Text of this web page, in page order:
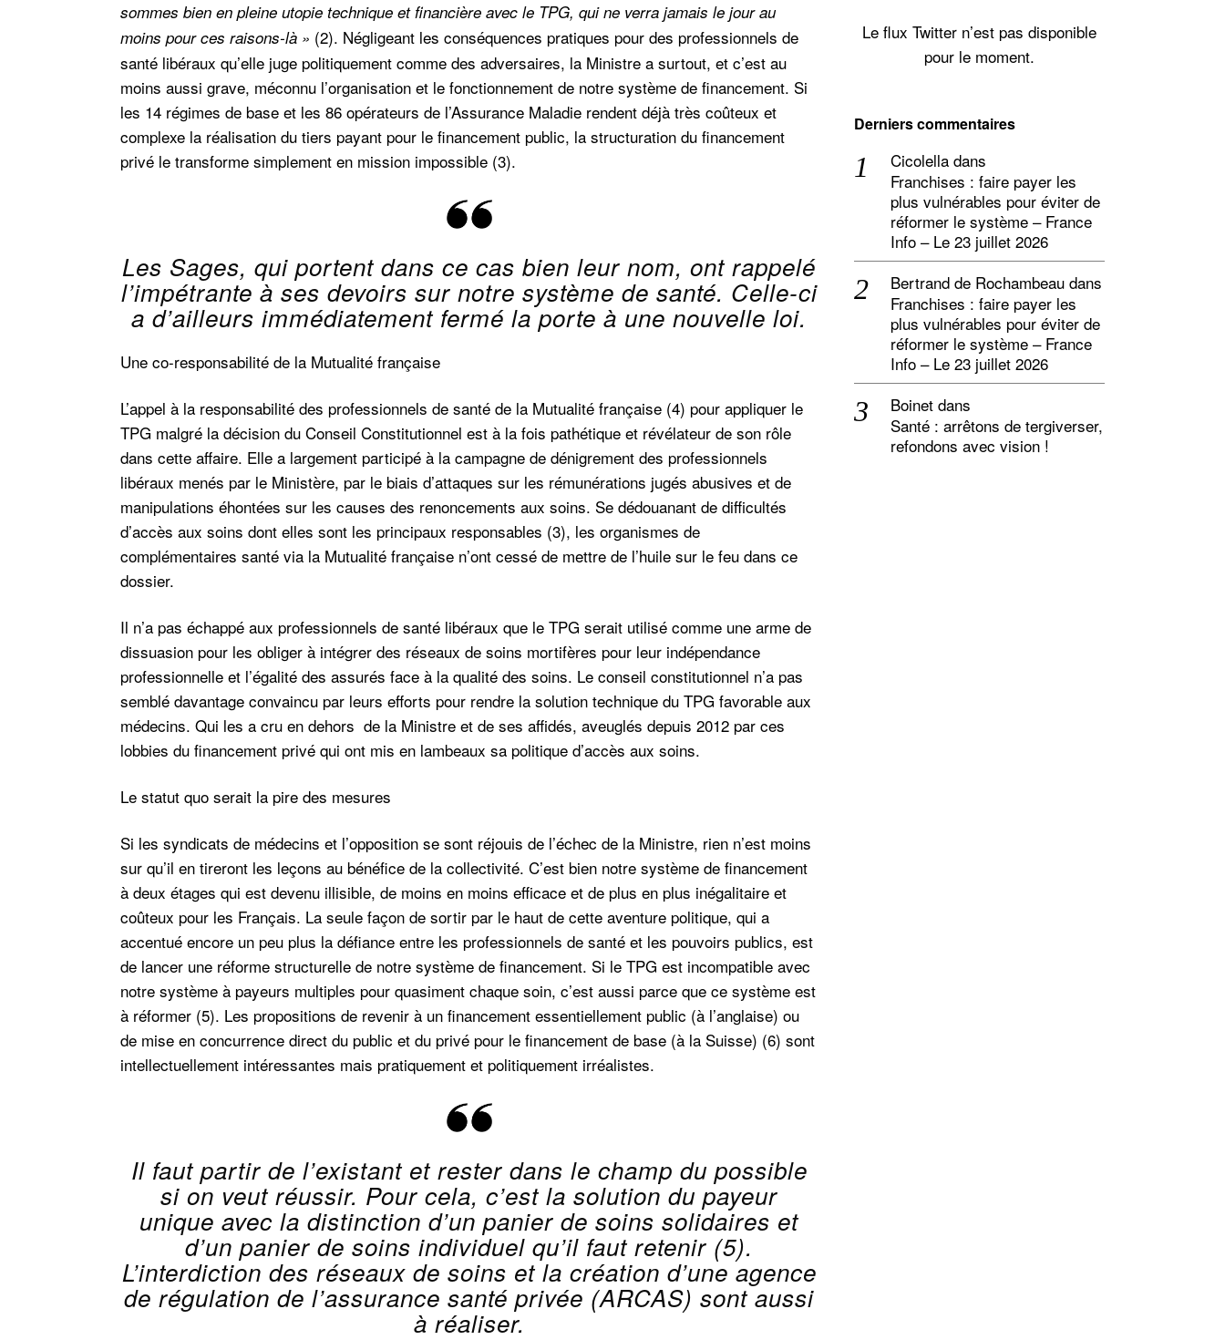
sommes bien en pleine utopie technique et financière avec le TPG, qui ne verra jamais le jour au
moins pour ces raisons-là » (2). Négligeant les conséquences pratiques pour des professionnels de
santé libéraux qu’elle juge politiquement comme des adversaires, la Ministre a surtout, et c’est au
moins aussi grave, méconnu l’organisation et le fonctionnement de notre système de financement. Si
les 14 régimes de base et les 86 opérateurs de l’Assurance Maladie rendent déjà très coûteux et
complexe la réalisation du tiers payant pour le financement public, la structuration du financement
privé le transforme simplement en mission impossible (3).
Les Sages, qui portent dans ce cas bien leur nom, ont rappelé
l’impétrante à ses devoirs sur notre système de santé. Celle-ci
a d’ailleurs immédiatement fermé la porte à une nouvelle loi.
Une co-responsabilité de la Mutualité française
L’appel à la responsabilité des professionnels de santé de la Mutualité française (4) pour appliquer le
TPG malgré la décision du Conseil Constitutionnel est à la fois pathétique et révélateur de son rôle
dans cette affaire. Elle a largement participé à la campagne de dénigrement des professionnels
libéraux menés par le Ministère, par le biais d’attaques sur les rémunérations jugés abusives et de
manipulations éhontées sur les causes des renoncements aux soins. Se dédouanant de difficultés
d’accès aux soins dont elles sont les principaux responsables (3), les organismes de
complémentaires santé via la Mutualité française n’ont cessé de mettre de l’huile sur le feu dans ce
dossier.
Il n’a pas échappé aux professionnels de santé libéraux que le TPG serait utilisé comme une arme de
dissuasion pour les obliger à intégrer des réseaux de soins mortifères pour leur indépendance
professionnelle et l’égalité des assurés face à la qualité des soins. Le conseil constitutionnel n’a pas
semblé davantage convaincu par leurs efforts pour rendre la solution technique du TPG favorable aux
médecins. Qui les a cru en dehors de la Ministre et de ses affidés, aveuglés depuis 2012 par ces
lobbies du financement privé qui ont mis en lambeaux sa politique d’accès aux soins.
Le statut quo serait la pire des mesures
Si les syndicats de médecins et l’opposition se sont réjouis de l’échec de la Ministre, rien n’est moins
sur qu’il en tireront les leçons au bénéfice de la collectivité. C’est bien notre système de financement
à deux étages qui est devenu illisible, de moins en moins efficace et de plus en plus inégalitaire et
coûteux pour les Français. La seule façon de sortir par le haut de cette aventure politique, qui a
accentué encore un peu plus la défiance entre les professionnels de santé et les pouvoirs publics, est
de lancer une réforme structurelle de notre système de financement. Si le TPG est incompatible avec
notre système à payeurs multiples pour quasiment chaque soin, c’est aussi parce que ce système est
à réformer (5). Les propositions de revenir à un financement essentiellement public (à l’anglaise) ou
de mise en concurrence direct du public et du privé pour le financement de base (à la Suisse) (6) sont
intellectuellement intéressantes mais pratiquement et politiquement irréalistes.
Il faut partir de l’existant et rester dans le champ du possible
si on veut réussir. Pour cela, c’est la solution du payeur
unique avec la distinction d’un panier de soins solidaires et
d’un panier de soins individuel qu’il faut retenir (5).
L’interdiction des réseaux de soins et la création d’une agence
de régulation de l’assurance santé privée (ARCAS) sont aussi
à réaliser.
Le flux Twitter n’est pas disponible
pour le moment.
Derniers commentaires
Cicolella dans
Franchises : faire payer les
plus vulnérables pour éviter de
réformer le système – France
Info – Le 23 juillet 2026
Bertrand de Rochambeau dans
Franchises : faire payer les
plus vulnérables pour éviter de
réformer le système – France
Info – Le 23 juillet 2026
Boinet dans
Santé : arrêtons de tergiverser,
refondons avec vision !